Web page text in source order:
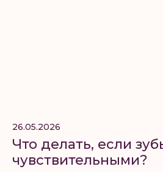
26.05.2026
Что делать, если
чувствительными?